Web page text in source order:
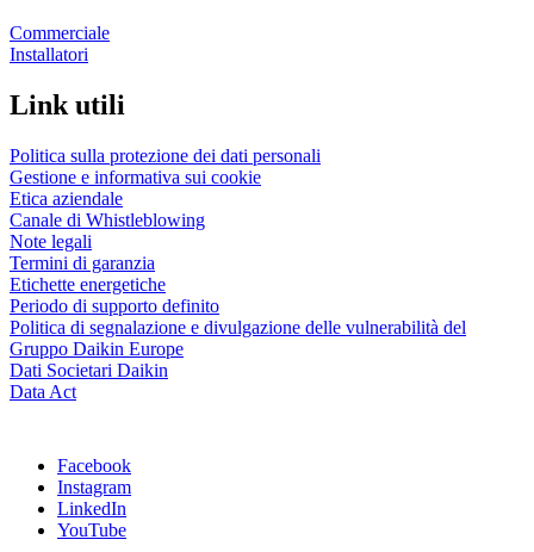
Commerciale
Installatori
Link utili
Politica sulla protezione dei dati personali
Gestione e informativa sui cookie
Etica aziendale
Canale di Whistleblowing
Note legali
Termini di garanzia
Etichette energetiche
Periodo di supporto definito
Politica di segnalazione e divulgazione delle vulnerabilità del
Gruppo Daikin Europe
Dati Societari Daikin
Data Act
Facebook
Instagram
LinkedIn
YouTube